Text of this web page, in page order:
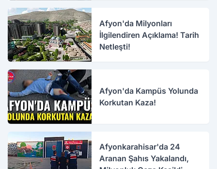
Afyon'da Milyonları
İlgilendiren Açıklama! Tarih
Netleşti!
Afyon'da Kampüs Yolunda
Korkutan Kaza!
Afyonkarahisar'da 24
Aranan Şahıs Yakalandı,